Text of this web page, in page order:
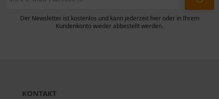
Der Newsletter ist kostenlos und kann jederzeit hier oder in Ihrem
Kundenkonto wieder abbestellt werden.
KONTAKT